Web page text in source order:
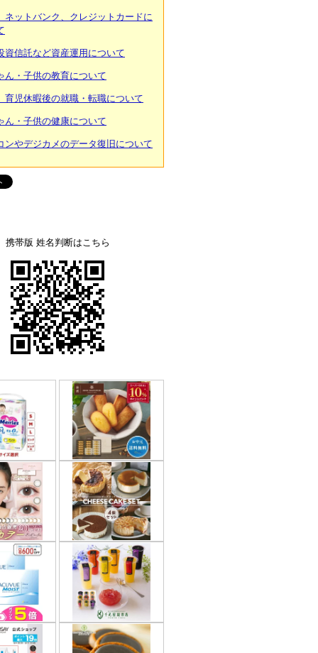
ネットバンク、クレジットカードに
資信託など資産運用について
ん・子供の教育について
育児休暇後の就職・転職について
ん・子供の健康について
ンやデジカメのデータ復旧について
携帯版 姓名判断はこちら